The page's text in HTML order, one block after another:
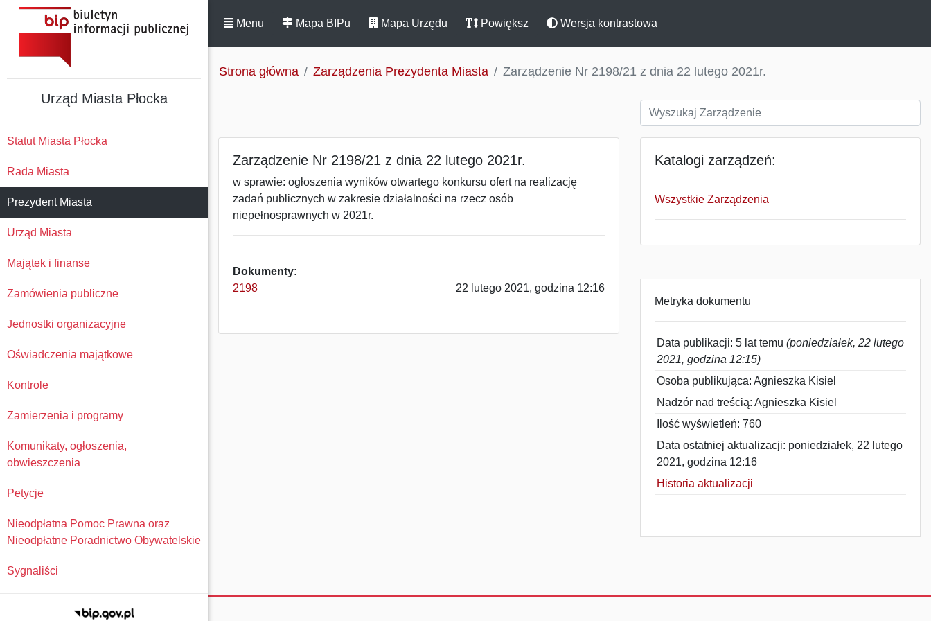
Urząd Miasta Płocka
Statut Miasta Płocka
Rada Miasta
Prezydent Miasta
Urząd Miasta
Majątek i finanse
Zamówienia publiczne
Jednostki organizacyjne
Oświadczenia majątkowe
Kontrole
Zamierzenia i programy
Komunikaty, ogłoszenia,
obwieszczenia
Petycje
Nieodpłatna Pomoc Prawna oraz
Nieodpłatne Poradnictwo Obywatelskie
Sygnaliści
Menu Mapa BIPu Mapa Urzędu Powiększ Wersja kontrastowa
Strona główna Zarządzenia Prezydenta Miasta Zarządzenie Nr 2198/21 z dnia 22 lutego 2021r.
Zarządzenie Nr 2198/21 z dnia 22 lutego 2021r.
w sprawie: ogłoszenia wyników otwartego konkursu ofert na realizację
zadań publicznych w zakresie działalności na rzecz osób
niepełnosprawnych w 2021r.
Dokumenty:
2198
22 lutego 2021, godzina 12:16
Katalogi zarządzeń:
Wszystkie Zarządzenia
Metryka dokumentu
Data publikacji: 5 lat temu (poniedziałek, 22 lutego
2021, godzina 12:15)
Osoba publikująca: Agnieszka Kisiel
Nadzór nad treścią: Agnieszka Kisiel
Ilość wyświetleń: 760
Data ostatniej aktualizacji: poniedziałek, 22 lutego
2021, godzina 12:16
Historia aktualizacji